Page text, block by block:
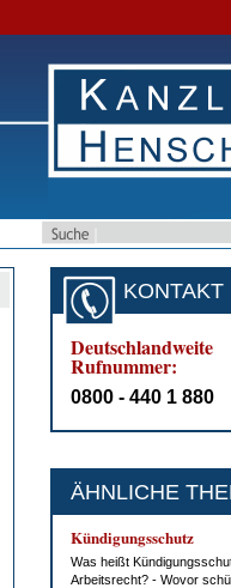
KONTAKT
Deutschlandweite
Rufnummer:
0800 - 440 1 880
ÄHNLICHE
Kün­di­gungs­schutz
Was heißt
Ar­beits­recht? - Wo­vor